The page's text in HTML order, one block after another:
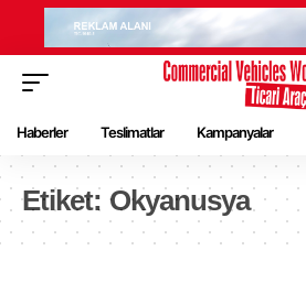
Haberler Teslimatlar Kampanyalar
Etiket: Okyanusya